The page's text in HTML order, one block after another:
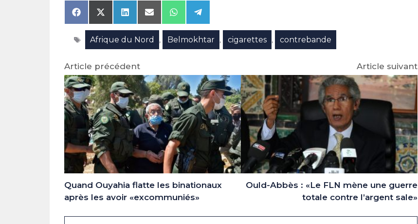
Share
on
Facebook
Share
on
X
(Twitter)
Share
on
LinkedIn
Share
on
Email
Share
on
WhatsApp
Share
on
Telegram
Étiquettes
Afrique du Nord , Belmokhtar , cigarettes , contrebande
Article précédent
Quand Ouyahia flatte les binationaux
après les avoir «excommuniés»
Article suivant
Ould-Abbès : «Le FLN mène une guerre
totale contre l’argent sale»